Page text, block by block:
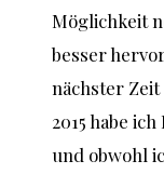
Möglichkeit
besser
nächster
2015 habe
und obwohl